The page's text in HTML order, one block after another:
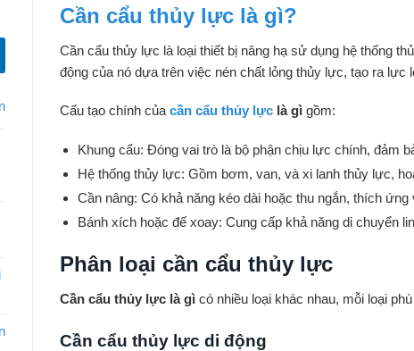
Cần cẩu thủy lực là gì?
Cần cẩu thủy lực là loại thiết bị nâng hạ sử dụng hệ thống
động của nó dựa trên việc nén chất lỏng thủy lực, tạo ra lực
Cấu tạo chính của cần cẩu thủy lực là gì gồm:
Khung cẩu: Đóng vai trò là bộ phận chịu lực chính, đảm
Hệ thống thủy lực: Gồm bơm, van, và xi lanh thủy lực,
Cần nâng: Có khả năng kéo dài hoặc thu ngắn, thích
Bánh xích hoặc đế xoay: Cung cấp khả năng di chuyển
Phân loại cần cẩu thủy lực
Cần cẩu thủy lực là gì có nhiều loại khác nhau, mỗi loại
Cần cẩu thủy lực di động